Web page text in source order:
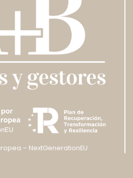
– NextGenerationEU